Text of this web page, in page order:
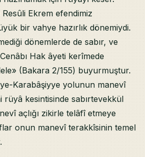
Ekrem efendimiz
bir vahye hazırlık dönemiydi.
dönemlerde de sabır, ve
Hak âyeti kerîmede
(Bakara 2/155) buyurmuştur.
Karabâşiyye yolunun manevî
rüyâ kesintisinde sabırtevekkül
açlığı zikirle telâfî etmeye
onun manevî terakkîsinin temel